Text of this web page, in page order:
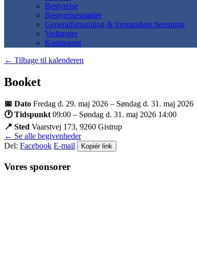
Bestyrelse
Bestyrelsesmøder
General­forsamling & formandens beretning
Vedtægter
Kontingent
← Tilbage til kalenderen
Booket
📅 Dato Fredag d. 29. maj 2026 – Søndag d. 31. maj 2026
🕐Tidspunkt 09:00 – Søndag d. 31. maj 2026 14:00
📍 Sted Vaarstvej 173, 9260 Gistrup
← Se alle begivenheder
Del: Facebook E-mail Kopiér link
Vores sponsorer